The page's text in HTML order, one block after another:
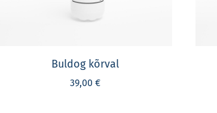
Buldog kõrval
39,00 €